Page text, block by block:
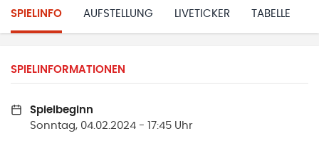
SPIELINFO AUFSTELLUNG LIVETICKER TABELLE
SPIELINFORMATIONEN
Spielbeginn
Sonntag, 04.02.2024 - 17:45 Uhr